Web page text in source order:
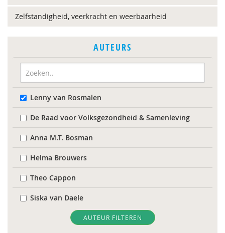
Zelfstandigheid, veerkracht en weerbaarheid
AUTEURS
Lenny van Rosmalen
De Raad voor Volksgezondheid & Samenleving
Anna M.T. Bosman
Helma Brouwers
Theo Cappon
Siska van Daele
Hanske DouwengaAUTEUR FILTEREN